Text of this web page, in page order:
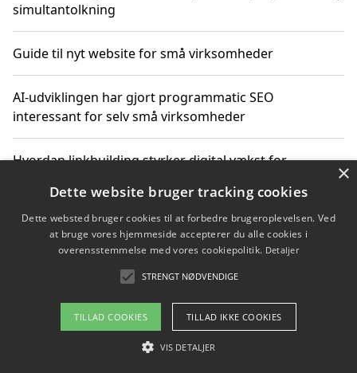
simultantolkning
Guide til nyt website for små virksomheder
AI-udviklingen har gjort programmatic SEO
interessant for selv små virksomheder
Hvordan linkbuilding styrker digital vækst for
Sådan har udviklingen inden for genbrug af elektronik
ændret sig
Copyright 2026 - Pilanto Aps
Om / kontakt
×
Dette website bruger tracking cookies
Dette websted bruger cookies til at forbedre brugeroplevelsen. Ved
at bruge vores hjemmeside accepterer du alle cookies i
overensstemmelse med vores cookiepolitik. Detaljer
STRENGT NØDVENDIGE
TILLAD COOKIES TILLAD IKKE COOKIES
VIS DETALJER